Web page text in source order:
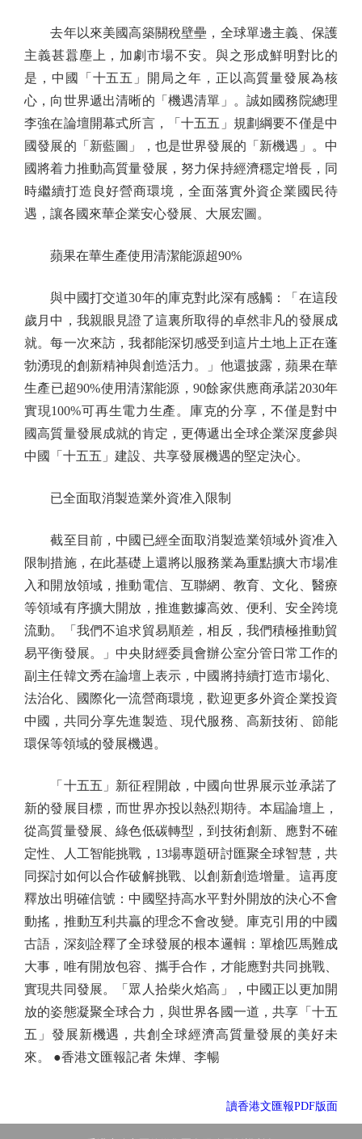
去年以來美國高築關稅壁壘，全球單邊主義、保護
主義甚囂塵上，加劇市場不安。與之形成鮮明對比的
是，中國「十五五」開局之年，正以高質量發展為核
心，向世界遞出清晰的「機遇清單」。誠如國務院總理
李強在論壇開幕式所言，「十五五」規劃綱要不僅是中
國發展的「新藍圖」，也是世界發展的「新機遇」。中
國將着力推動高質量發展，努力保持經濟穩定增長，同
時繼續打造良好營商環境，全面落實外資企業國民待
遇，讓各國來華企業安心發展、大展宏圖。
蘋果在華生產使用清潔能源超90%
與中國打交道30年的庫克對此深有感觸：「在這段
歲月中，我親眼見證了這裏所取得的卓然非凡的發展成
就。每一次來訪，我都能深切感受到這片土地上正在蓬
勃湧現的創新精神與創造活力。」他還披露，蘋果在華
生產已超90%使用清潔能源，90餘家供應商承諾2030年
實現100%可再生電力生產。庫克的分享，不僅是對中
國高質量發展成就的肯定，更傳遞出全球企業深度參與
中國「十五五」建設、共享發展機遇的堅定決心。
已全面取消製造業外資准入限制
截至目前，中國已經全面取消製造業領域外資准入
限制措施，在此基礎上還將以服務業為重點擴大市場准
入和開放領域，推動電信、互聯網、教育、文化、醫療
等領域有序擴大開放，推進數據高效、便利、安全跨境
流動。「我們不追求貿易順差，相反，我們積極推動貿
易平衡發展。」中央財經委員會辦公室分管日常工作的
副主任韓文秀在論壇上表示，中國將持續打造市場化、
法治化、國際化一流營商環境，歡迎更多外資企業投資
中國，共同分享先進製造、現代服務、高新技術、節能
環保等領域的發展機遇。
「十五五」新征程開啟，中國向世界展示並承諾了
新的發展目標，而世界亦投以熱烈期待。本屆論壇上，
從高質量發展、綠色低碳轉型，到技術創新、應對不確
定性、人工智能挑戰，13場專題研討匯聚全球智慧，共
同探討如何以合作破解挑戰、以創新創造增量。這再度
釋放出明確信號：中國堅持高水平對外開放的決心不會
動搖，推動互利共贏的理念不會改變。庫克引用的中國
古語，深刻詮釋了全球發展的根本邏輯：單槍匹馬難成
大事，唯有開放包容、攜手合作，才能應對共同挑戰、
實現共同發展。「眾人拾柴火焰高」，中國正以更加開
放的姿態凝聚全球合力，與世界各國一道，共享「十五
五」發展新機遇，共創全球經濟高質量發展的美好未
來。 ●香港文匯報記者 朱燁、李暢
讀香港文匯報PDF版面